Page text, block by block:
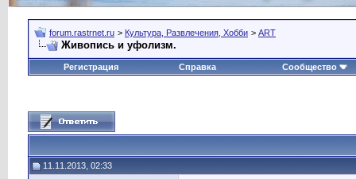
forum.rastrnet.ru > Культура, Развлечения, Хобби > ART
Живопись и уфолизм.
Регистрация Справка Сообщество
11.11.2013, 02:33